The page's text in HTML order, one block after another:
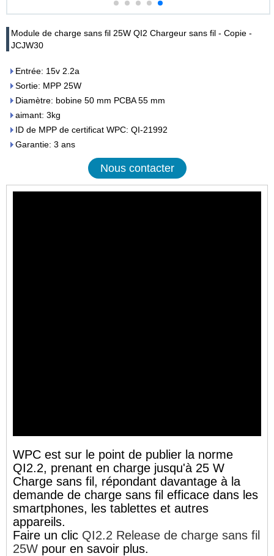
Module de charge sans fil 25W QI2 Chargeur sans fil - Copie -
JCJW30
Entrée: 15v 2.2a
Sortie: MPP 25W
Diamètre: bobine 50 mm PCBA 55 mm
aimant: 3kg
ID de MPP de certificat WPC: QI-21992
Garantie: 3 ans
Nous contacter
WPC est sur le point de publier la norme
QI2.2, prenant en charge jusqu'à 25 W
Charge sans fil, répondant davantage à la
demande de charge sans fil efficace dans les
smartphones, les tablettes et autres
appareils.
Faire un clic QI2.2 Release de charge sans fil
25W pour en savoir plus.